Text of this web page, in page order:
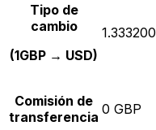
Tipo de
cambio
(1GBP → USD)
1.333200
Comisión de
transferencia 0 GBP